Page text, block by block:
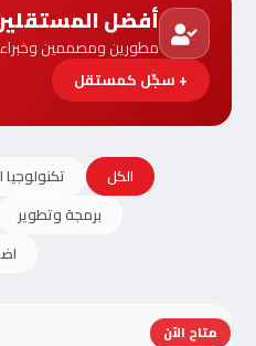
أفضل
مطورين ومصممين
+ سجّل كمستقل
الكل
برمجة وتطوير
متاح الآن